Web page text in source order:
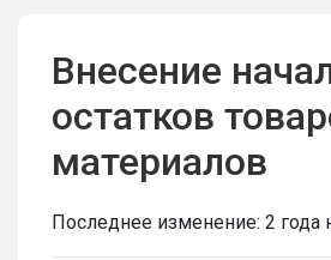
Внесение
остатков
материалов
Последнее изменение: 2 года